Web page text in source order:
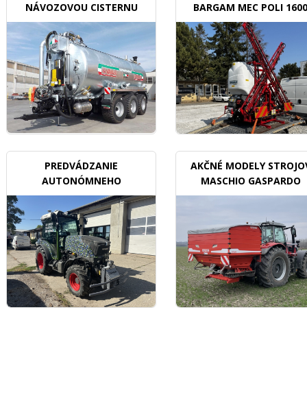
NÁVOZOVOU CISTERNU
BARGAM MEC POLI 1600
BDX
PREDVÁDZANIE
AUTONÓMNEHO
TRAKTORU V SADOCH
AKČNÉ MODELY
MASCHIO GASPARDO